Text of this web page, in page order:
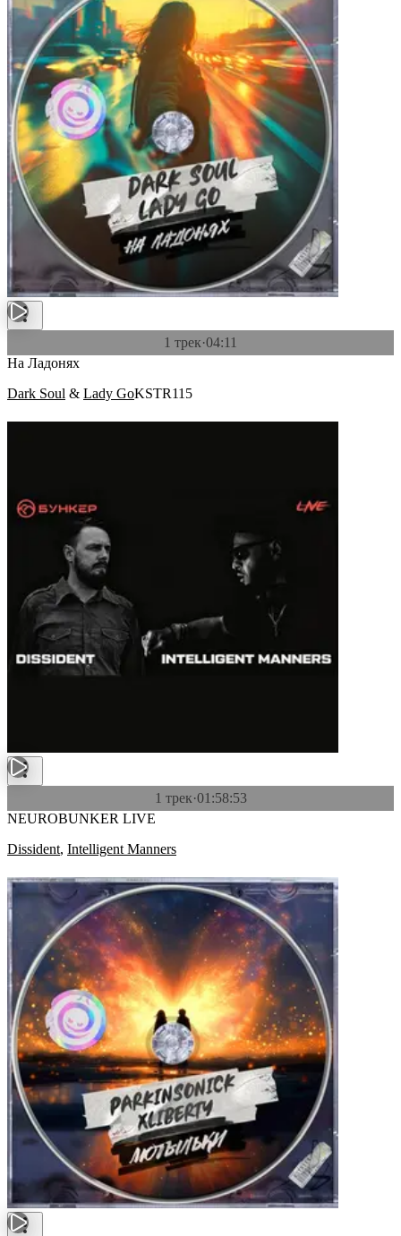
1 трек·04:11
На Ладонях
Dark Soul & Lady GoKSTR115
1 трек·01:58:53
NEUROBUNKER LIVE
Dissident, Intelligent Manners